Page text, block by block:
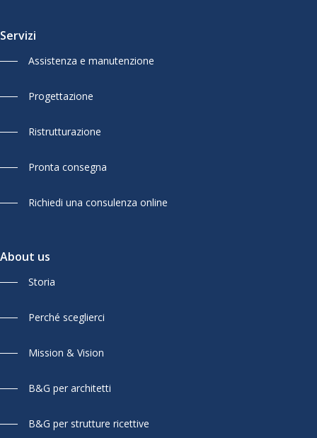
Servizi
Assistenza e manutenzione
Progettazione
Ristrutturazione
Pronta consegna
Richiedi una consulenza online
About us
Storia
Perché sceglierci
Mission & Vision
B&G per architetti
B&G per strutture ricettive